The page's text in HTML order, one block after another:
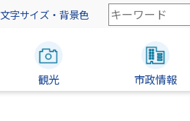
文字サイズ・背景色
検
索
ー
観光 市政情報